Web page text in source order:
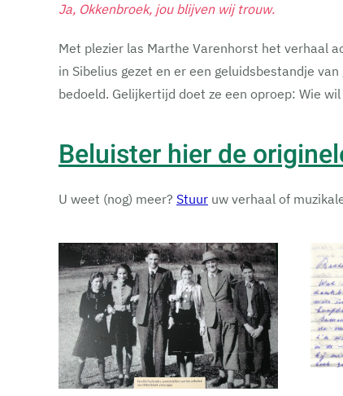
Ja, Okkenbroek, jou blijven wij trouw.
Met plezier las Marthe Varenhorst het verhaal
in Sibelius gezet en er een geluidsbestandje
bedoeld. Gelijkertijd doet ze een oproep: Wie
Beluister hier de
U weet (nog) meer? Stuur uw verhaal of